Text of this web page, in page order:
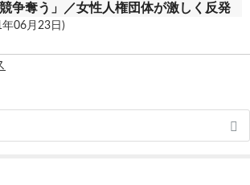
争奪う」／女性人権団体が激しく反発
06月23日)